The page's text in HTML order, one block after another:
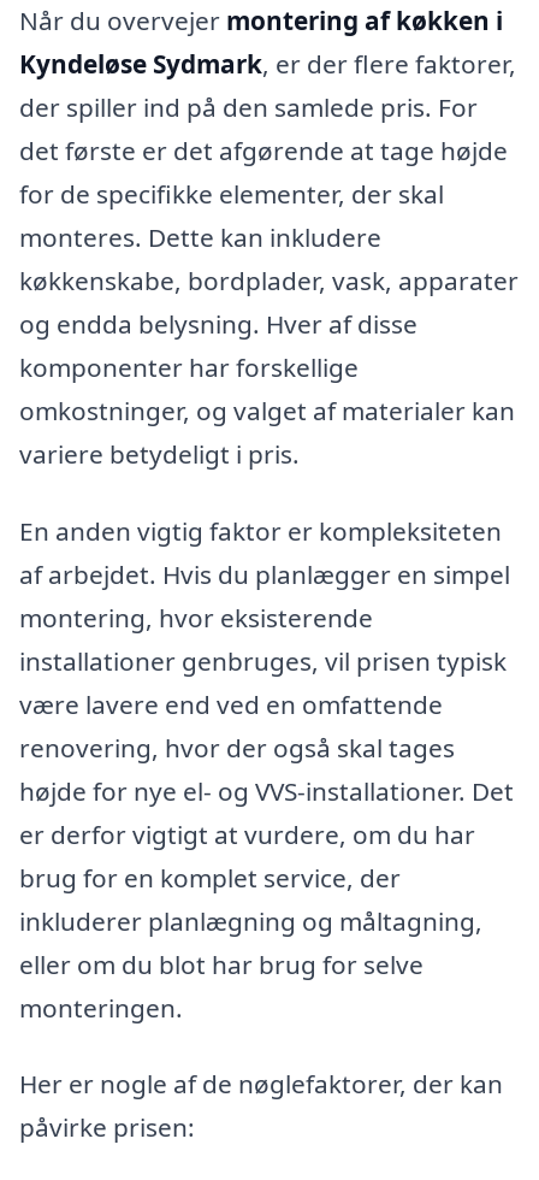
Når du overvejer montering af køkken i
Kyndeløse Sydmark, er der flere faktorer,
der spiller ind på den samlede pris. For
det første er det afgørende at tage højde
for de specifikke elementer, der skal
monteres. Dette kan inkludere
køkkenskabe, bordplader, vask, apparater
og endda belysning. Hver af disse
komponenter har forskellige
omkostninger, og valget af materialer kan
variere betydeligt i pris.
En anden vigtig faktor er kompleksiteten
af arbejdet. Hvis du planlægger en simpel
montering, hvor eksisterende
installationer genbruges, vil prisen typisk
være lavere end ved en omfattende
renovering, hvor der også skal tages
højde for nye el- og VVS-installationer. Det
er derfor vigtigt at vurdere, om du har
brug for en komplet service, der
inkluderer planlægning og måltagning,
eller om du blot har brug for selve
monteringen.
Her er nogle af de nøglefaktorer, der kan
påvirke prisen: